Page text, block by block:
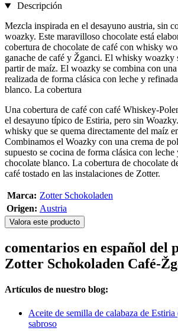
Descripción
Mezcla inspirada en el desayuno austria, sin
woazky. Este maravilloso chocolate está
cobertura de chocolate de café con whisky
ganache de café y Žganci. El whisky woazky
partir de maíz. El woazky se combina con
realizada de forma clásica con leche y
blanco. La cobertura
Una cobertura de café con café Whiskey-
el desayuno típico de Estiria, pero sin
whisky que se quema directamente del maíz
Combinamos el Woazky con una crema de
supuesto se cocina de forma clásica con
chocolate blanco. La cobertura de chocolate
café tostado en las instalaciones de Zotter.
Marca: Zotter Schokoladen
Origen: Austria
Valora este producto
comentarios en español del
Zotter Schokoladen Café-
Artículos de nuestro blog:
Aceite de semilla de calabaza de
sabroso